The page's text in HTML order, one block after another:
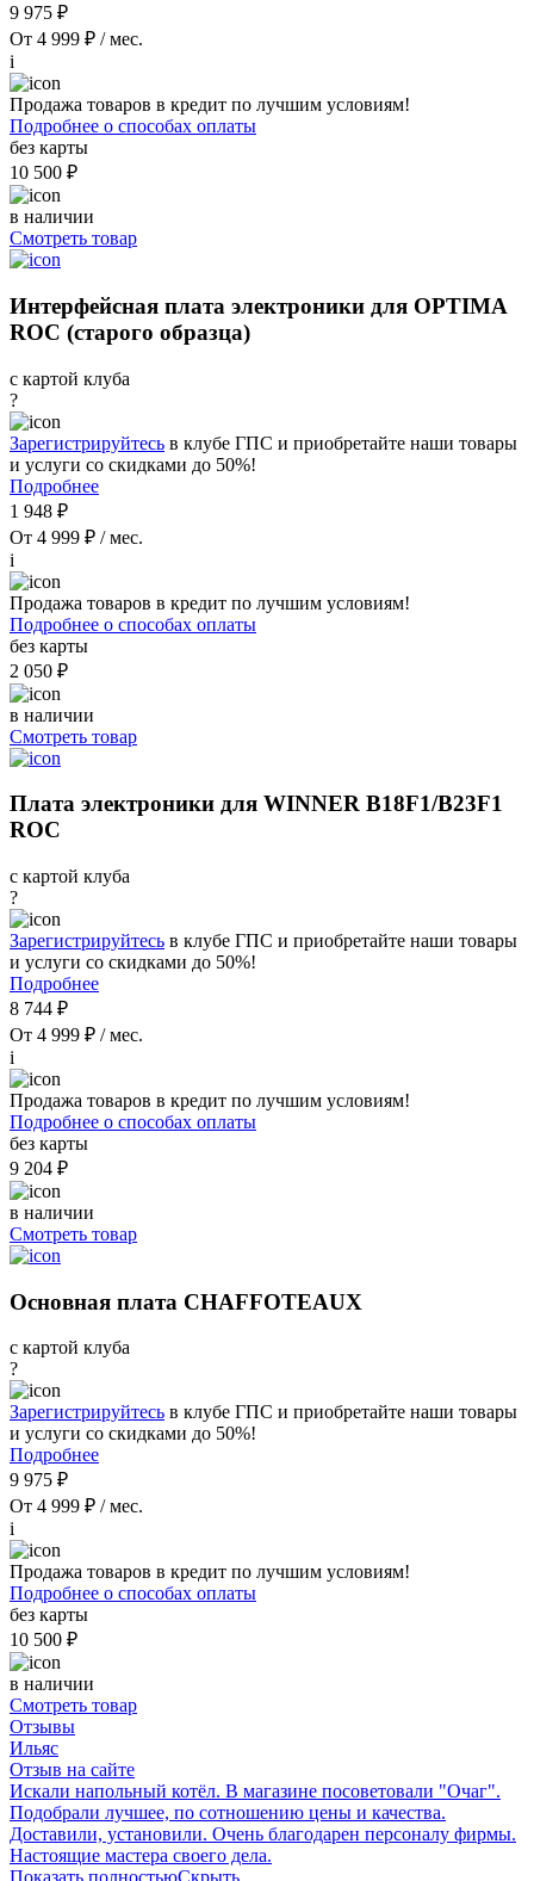
9 975 ₽
От 4 999 ₽ / мес.
i
Продажа товаров в кредит по лучшим условиям!
Подробнее о способах оплаты
без карты
10 500 ₽
в наличии
Смотреть товар
Интерфейсная плата электроники для OPTIMA
ROC (старого образца)
с картой клуба
?
Зарегистрируйтесь в клубе ГПС и приобретайте наши товары
и услуги со скидками до 50%!
Подробнее
1 948 ₽
От 4 999 ₽ / мес.
i
Продажа товаров в кредит по лучшим условиям!
Подробнее о способах оплаты
без карты
2 050 ₽
в наличии
Смотреть товар
Плата электроники для WINNER B18F1/B23F1
ROC
с картой клуба
?
Зарегистрируйтесь в клубе ГПС и приобретайте наши товары
и услуги со скидками до 50%!
Подробнее
8 744 ₽
От 4 999 ₽ / мес.
i
Продажа товаров в кредит по лучшим условиям!
Подробнее о способах оплаты
без карты
9 204 ₽
в наличии
Смотреть товар
Основная плата CHAFFOTEAUX
с картой клуба
?
Зарегистрируйтесь в клубе ГПС и приобретайте наши товары
и услуги со скидками до 50%!
Подробнее
9 975 ₽
От 4 999 ₽ / мес.
i
Продажа товаров в кредит по лучшим условиям!
Подробнее о способах оплаты
без карты
10 500 ₽
в наличии
Смотреть товар
Отзывы
Ильяс
Отзыв на сайте
Искали напольный котёл. В магазине посоветовали "Очаг".
Подобрали лучшее, по сотношению цены и качества.
Доставили, установили. Очень благодарен персоналу фирмы.
Настоящие мастера своего дела.